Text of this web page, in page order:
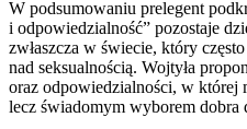
W podsumowaniu prelegent
i odpowiedzialność” pozostaje
zwłaszcza w świecie, który
nad seksualnością. Wojtyła
oraz odpowiedzialności, w której
lecz świadomym wyborem dobra